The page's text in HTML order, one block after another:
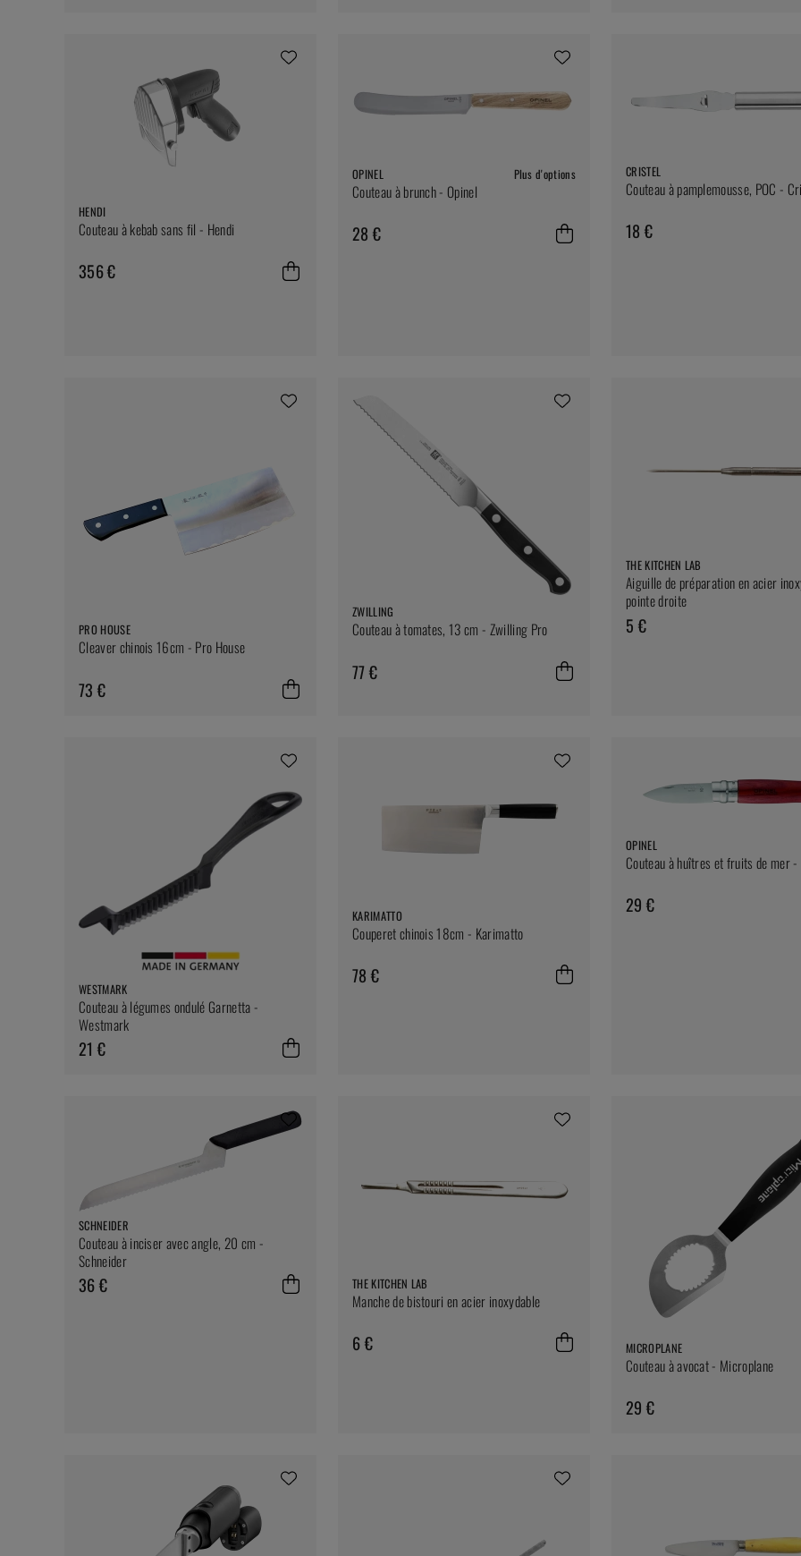
HENDI
Couteau à kebab sans fil - Hendi
356 €
OPINEL Plus d'options
Couteau à brunch - Opinel
28 €
CRISTEL
Couteau à pamplemousse, POC -
18 €
PRO HOUSE
Cleaver chinois 16cm - Pro House
73 €
ZWILLING
Couteau à tomates, 13 cm - Zwilling Pro
77 €
THE KITCHEN LAB
Aiguille de préparation en acier
pointe droite
5 €
WESTMARK
Couteau à légumes ondulé Garnetta -
Westmark
21 €
KARIMATTO
Couperet chinois 18cm - Karimatto
78 €
OPINEL
Couteau à huîtres et fruits de mer -
29 €
SCHNEIDER
Couteau à inciser avec angle, 20 cm -
Schneider
36 € THE KITCHEN LAB
Manche de bistouri en acier inoxydable
6 € MICROPLANE
Couteau à avocat - Microplane
29 €